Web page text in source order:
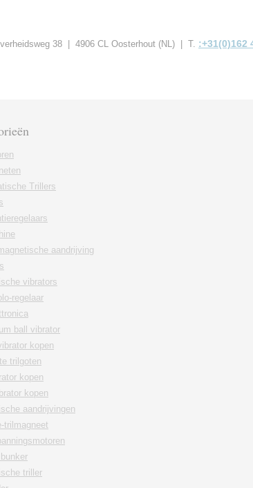
38 | 4906 CL Oosterhout (NL) | T. :+31(0)162
Trillers
aandrijving
vibrators
regelaar
ball vibrator
kopen
trilgoten
kopen
kopen
aandrijvingen
trilmagneet
triller